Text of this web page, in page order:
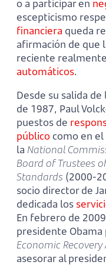
o a participar en
escepticismo
financiera queda
afirmación de que
reciente
automáticos.
Desde su salida
de 1987, Paul
puestos de
públicocomo en
la National
Board of Trustees
Standards (2000-
socio director de
dedicada los
En febrero de
presidente Obama
Economic
asesorar al